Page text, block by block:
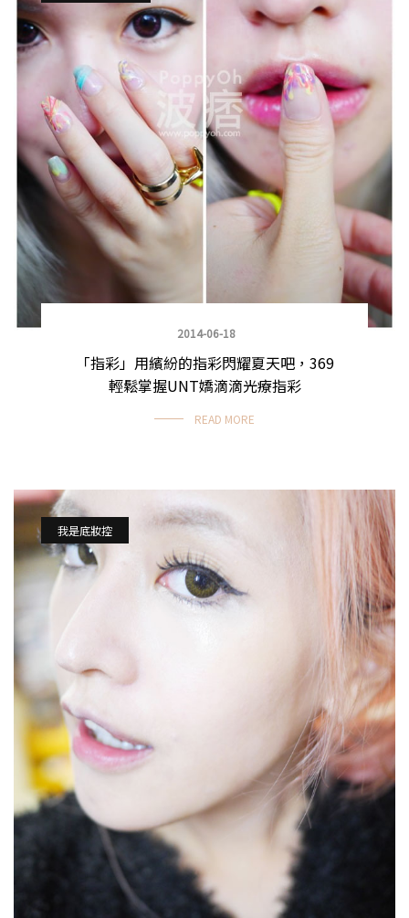
2014-06-18
「指彩」用繽紛的指彩閃耀夏天吧，369
輕鬆掌握UNT嬌滴滴光療指彩
READ MORE
我是底妝控